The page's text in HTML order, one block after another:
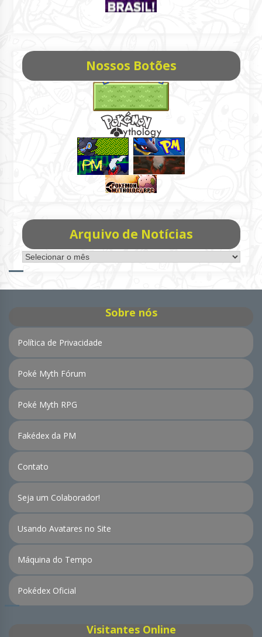
Nossos Botões
Arquivo de Notícias
Arquivo
de
Sobre nós
Política de Privacidade
Poké Myth Fórum
Poké Myth RPG
Fakédex da PM
Contato
Seja um Colaborador!
Usando Avatares no Site
Máquina do Tempo
Pokédex Oficial
Visitantes Online